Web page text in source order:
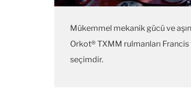
Mükemmel mekanik gücü ve
Orkot® TXMM rulmanları
seçimdir.